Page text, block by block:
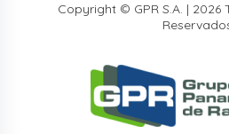
Copyright © GPR S.A. | 2026